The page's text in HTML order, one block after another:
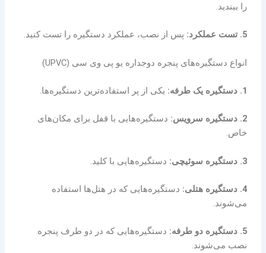
را ببندید.
5. تست عملکرد: پس از نصب، عملکرد دستگیره را تست کنید.
انواع دستگیره‌های پنجره دوجداره یو پی وی سی (UPVC)
1. دستگیره یک طرفه: یکی از پر استفاده‌ترین دستگیره‌ها.
2. دستگیره سرویس:
دستگیره‌هایی با قفل برای مکان‌های
خاص.
3. دستگیره سوئیچی: دستگیره‌هایی با کلید.
4. دستگیره هتلی:
دستگیره‌هایی که در هتل‌ها استفاده
می‌شوند.
5. دستگیره دو طرفه:
دستگیره‌هایی که در دو طرف پنجره
نصب می‌شوند.